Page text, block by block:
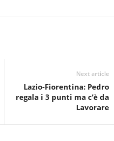
Next article
Lazio-Fiorentina: Pedro
regala i 3 punti ma c’è da
Lavorare